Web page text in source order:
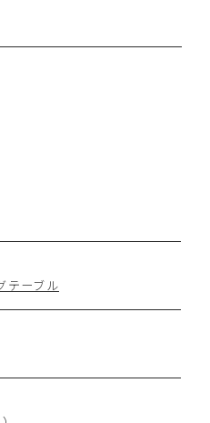
テーブル